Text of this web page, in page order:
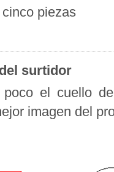
piezas
surtidor
poco el cuello
imagen del